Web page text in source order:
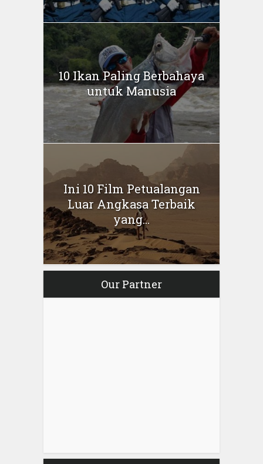
10 Ikan Paling Berbahaya
untuk Manusia
Ini 10 Film Petualangan
Luar Angkasa Terbaik
yang...
Our Partner